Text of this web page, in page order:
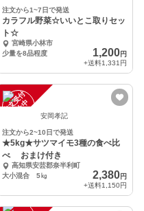
注文から1~7日で発送
カラフル野菜☆いいとこ取りセッ
ト☆
宮崎県小林市
少量を8品程度
1,200円
+送料1,331円
注
文
受
付
停
止
中 安岡孝記
注文から2~10日で発送
★5kg★サツマイモ3種の食べ比
べ おまけ付き
高知県安芸郡奈半利町
大小混合 5㎏
2,380円
+送料1,150円